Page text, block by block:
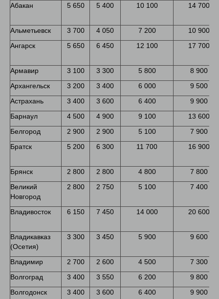
Абакан
5 650 5 400 10 100 14 700
Альметьевск 3 700 4 050 7 200
10 900
Ангарск
5 650 6 450 12 100 17 700
Армавир 3 100 3 300 5 800
8 900
Архангельск
3 200 3 400 6 000
9 500
Астрахань
3 400 3 600 6 400
9 900
Барнаул
4 500 4 900 9 100
13 600
Белгород
2 900 2 900 5 100
7 900
Братск
5 200 6 300 11 700 16 900
Брянск 2 800 2 800 4 800
7 800
Великий
Новгород
2 800 2 750 5 100 7 400
Владивосток 6 150 7 450 14 000 20 600
Владикавказ
(Осетия)
3 300 3 450 5 900 9 600
Владимир 2 700 2 600 4 500
7 300
Волгоград
3 400 3 550 6 200
9 800
Волгодонск
3 400 3 600 6 400
9 900